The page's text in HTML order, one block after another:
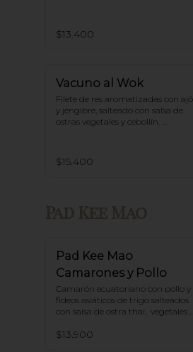
$13.400
Vacuno al Wok
Filete de res aromatizadas con ajó
y jengibre, salteado con salsa de
ostras vegetales y cebollín.
$15.400
Pad Kee Mao
Camarones y Pollo
Camarón ecuatoriano con pollo y
fideos asiáticos de trigo salteados
con salsa de ostra thai,  vegetales
$13.900